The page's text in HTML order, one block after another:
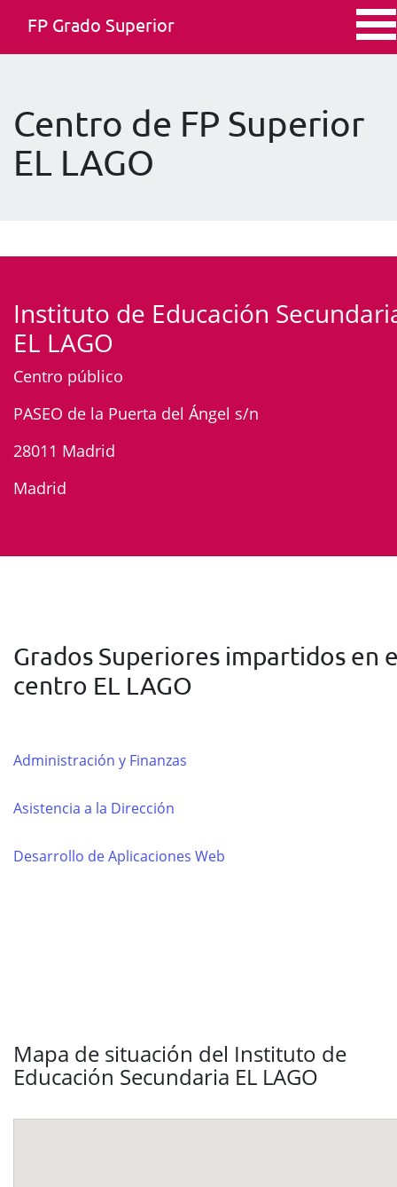
FP Grado Superior
Centro de FP Superior
EL LAGO
Instituto de Educación
EL LAGO
Centro público
PASEO de la Puerta del Ángel s/n
28011 Madrid
Madrid
Grados Superiores impartidos en
centro EL LAGO
Administración y Finanzas
Asistencia a la Dirección
Desarrollo de Aplicaciones Web
Mapa de situación del Instituto de
Educación Secundaria EL LAGO